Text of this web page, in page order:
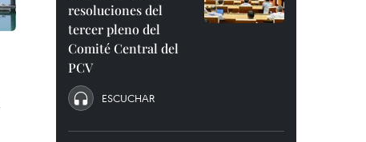
resoluciones del
tercer pleno del
Comité Central del
PCV
ESCUCHAR